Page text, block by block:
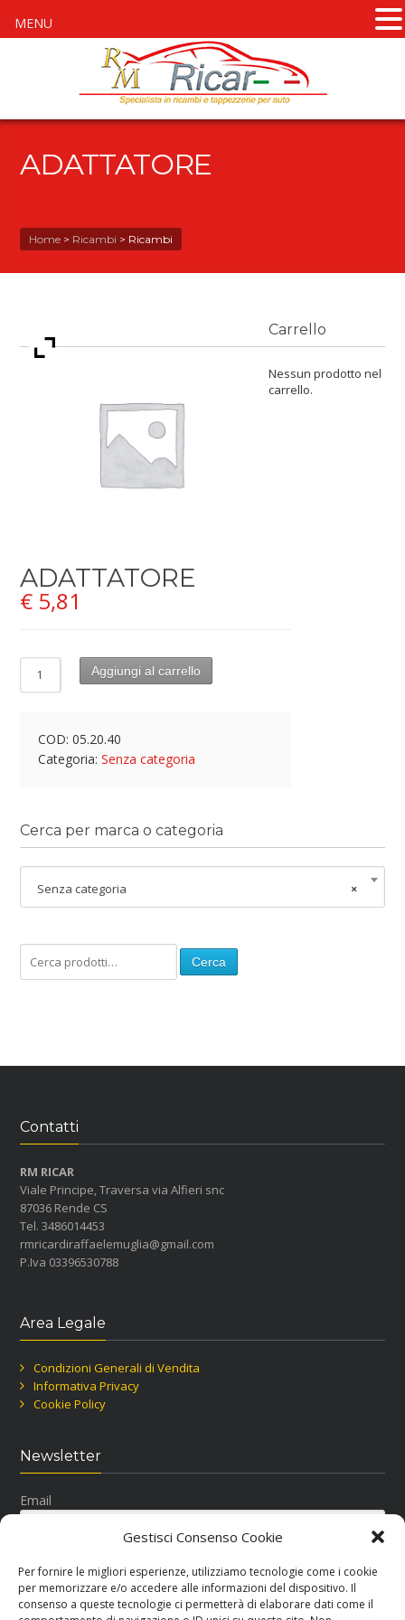
Gestisci Consenso Cookie
Per fornire le migliori esperienze, utilizziamo tecnologie come i cookie
per memorizzare e/o accedere alle informazioni del dispositivo. Il
consenso a queste tecnologie ci permetterà di elaborare dati come il
ADATTATORE
Home > Ricambi > Ricambi
ADATTATORE
€ 5,81
Aggiungi al carrello
COD:05.20.40
Categoria:Senza categoria
Carrello
Nessun prodotto nel
carrello.
Cerca per marca o categoria
×
Senza categoria
Cerca
Contatti
RM RICAR
Viale Principe, Traversa via Alfieri snc
87036 Rende CS
Tel. 3486014453
rmricardiraffaelemuglia@gmail.com
P.Iva 03396530788
Area Legale
Condizioni Generali di Vendita
Informativa Privacy
Cookie Policy
Newsletter
Email
MENU